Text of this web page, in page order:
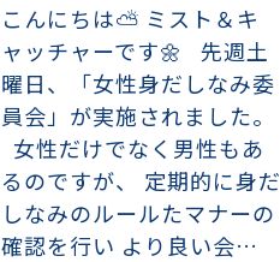
こんにちは⛅ ミスト＆キ
ャッチャーです🌼 先週土
曜日、「女性身だしなみ委
員会」が実施されました。
女性だけでなく男性もあ
るのですが、 定期的に身だ
しなみのルールたマナーの
確認を行い より良い会…